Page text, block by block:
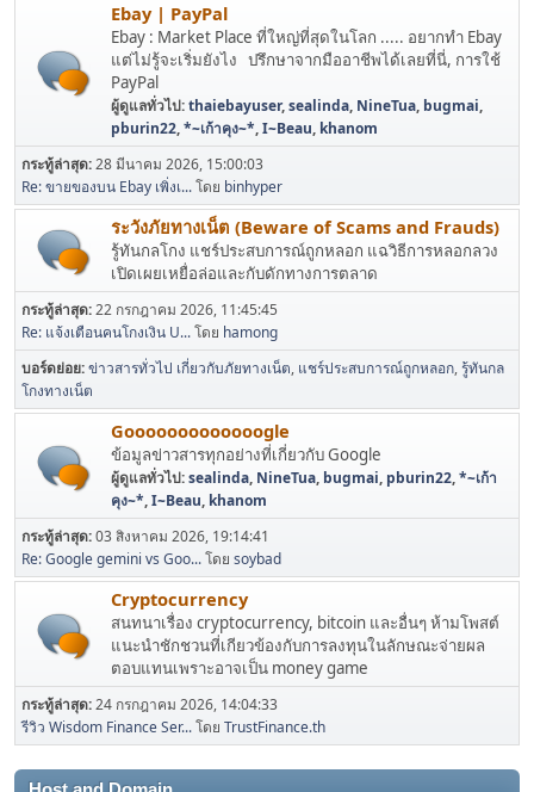
Ebay | PayPal
Ebay : Market Place ที่ใหญ่ที่สุดในโลก ..... อยากทำ Ebay
แต่ไม่รู้จะเริ่มยังไง ปรึกษาจากมืออาชีพได้เลยที่นี่, การใช้
PayPal
ผู้ดูแลทั่วไป:thaiebayuser,sealinda, NineTua, bugmai,
pburin22,*~เก้าคุง~*,I~Beau, khanom
กระทู้ล่าสุด:28 มีนาคม 2026, 15:00:03
Re: ขายของบน Ebay เพิ่งเ...โดย binhyper
ระวังภัยทางเน็ต (Beware of Scams and Frauds)
รู้ทันกลโกง แชร์ประสบการณ์ถูกหลอก แฉวิธีการหลอกลวง
เปิดเผยเหยื่อล่อและกับดักทางการตลาด
กระทู้ล่าสุด:22 กรกฎาคม 2026, 11:45:45
Re: แจ้งเตือนคนโกงเงิน U...โดย hamong
บอร์ดย่อย ข่าวสารทั่วไป เกี่ยวกับภัยทางเน็ต แชร์ประสบการณ์ถูกหลอก รู้ทันกล
โกงทางเน็ต
Gooooooooooooogle
ข้อมูลข่าวสารทุกอย่างที่เกี่ยวกับ Google
ผู้ดูแลทั่วไป:sealinda, NineTua, bugmai, pburin22,*~เก้า
คุง~*,I~Beau, khanom
กระทู้ล่าสุด:03 สิงหาคม 2026, 19:14:41
Re: Google gemini vs Goo...โดย soybad
Cryptocurrency
สนทนาเรื่อง cryptocurrency, bitcoin และอื่นๆ ห้ามโพสต์
แนะนำชักชวนที่เกียวข้องกับการลงทุนในลักษณะจ่ายผล
ตอบแทนเพราะอาจเป็น money game
กระทู้ล่าสุด:24 กรกฎาคม 2026, 14:04:33
รีวิว Wisdom Finance Ser...โดย TrustFinance.th